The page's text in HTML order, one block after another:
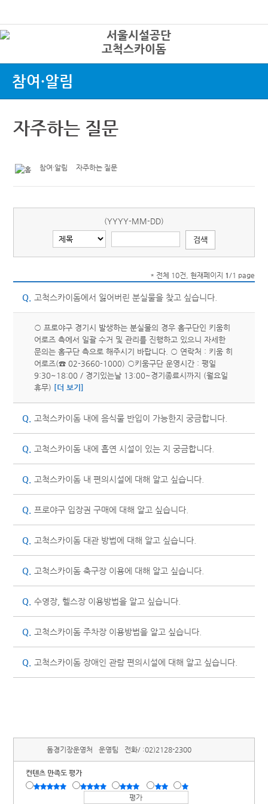
고척스카이돔
참여·알림
자주하는 질문
참여·알림 자주하는 질문
(YYYY-MM-DD)
* 전체 10건, 현재페이지 1/1 page
Q. 고척스카이돔에서 잃어버린 분실물을 찾고 싶습니다.
○ 프로야구 경기시 발생하는 분실물의 경우 홈구단인 키움히
어로즈 측에서 일괄 수거 및 관리를 진행하고 있으니 자세한
문의는 홈구단 측으로 해주시기 바랍니다. ○ 연락처 : 키움 히
어로즈(☎ 02-3660-1000) ○키움구단 운영시간 : 평일
9:30~18:00 / 경기있는날 13:00~경기종료시까지 (월요일
휴무) [더 보기]
Q. 고척스카이돔 내에 음식물 반입이 가능한지 궁금합니다.
Q. 고척스카이돔 내에 흡연 시설이 있는 지 궁금합니다.
Q. 고척스카이돔 내 편의시설에 대해 알고 싶습니다.
Q. 프로야구 입장권 구매에 대해 알고 싶습니다.
Q. 고척스카이돔 대관 방법에 대해 알고 싶습니다.
Q. 고척스카이돔 축구장 이용에 대해 알고 싶습니다.
Q. 수영장, 헬스장 이용방법을 알고 싶습니다.
Q. 고척스카이돔 주차장 이용방법을 알고 싶습니다.
Q. 고척스카이돔 장애인 관람 편의시설에 대해 알고 싶습니다.
돔경기장운영처 운영팀 전화/ :02)2128-2300
컨텐츠 만족도 평가